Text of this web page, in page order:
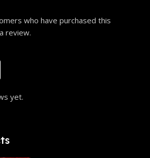
yet.
who have purchased this
review.